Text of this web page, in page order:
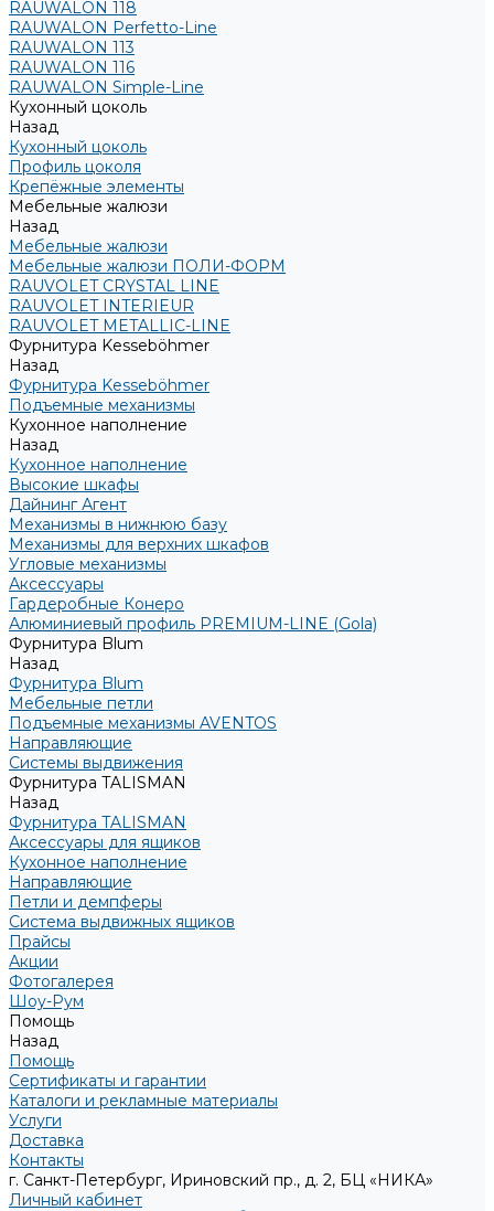
RAUWALON 118
RAUWALON Perfetto-Line
RAUWALON 113
RAUWALON 116
RAUWALON Simple-Line
Кухонный цоколь
Назад
Кухонный цоколь
Профиль цоколя
Крепёжные элементы
Мебельные жалюзи
Назад
Мебельные жалюзи
Мебельные жалюзи ПОЛИ-ФОРМ
RAUVOLET CRYSTAL LINE
RAUVOLET INTERIEUR
RAUVOLET METALLIC-LINE
Фурнитура Kesseböhmer
Назад
Фурнитура Kesseböhmer
Подъемные механизмы
Кухонное наполнение
Назад
Кухонное наполнение
Высокие шкафы
Дайнинг Агент
Механизмы в нижнюю базу
Механизмы для верхних шкафов
Угловые механизмы
Аксессуары
Гардеробные Конеро
Алюминиевый профиль PREMIUM-LINE (Gola)
Фурнитура Blum
Назад
Фурнитура Blum
Мебельные петли
Подъемные механизмы AVENTOS
Направляющие
Системы выдвижения
Фурнитура TALISMAN
Назад
Фурнитура TALISMAN
Аксессуары для ящиков
Кухонное наполнение
Направляющие
Петли и демпферы
Система выдвижных ящиков
Прайсы
Акции
Фотогалерея
Шоу-Рум
Помощь
Назад
Помощь
Сертификаты и гарантии
Каталоги и рекламные материалы
Услуги
Доставка
Контакты
г. Санкт-Петербург, Ириновский пр., д. 2, БЦ «НИКА»
Личный кабинет